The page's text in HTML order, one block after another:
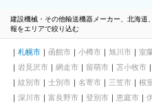
建設機械・その他輸送機器メーカー、北海道
報をエリアで絞り込む
札幌市 函館市 小樽市 旭川市 室
岩見沢市
網走市 留萌市 苫小牧市
紋別市
士別市 名寄市 三笠市 根
深川市
富良野市 登別市 恵庭市